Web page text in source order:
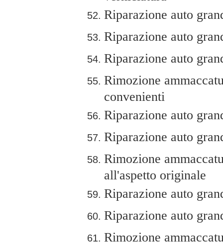
Riparazione auto
Riparazione auto
Riparazione auto
Rimozione
convenienti
Riparazione auto
Riparazione auto
Rimozione
all'aspetto originale
Riparazione auto
Riparazione auto
Rimozione